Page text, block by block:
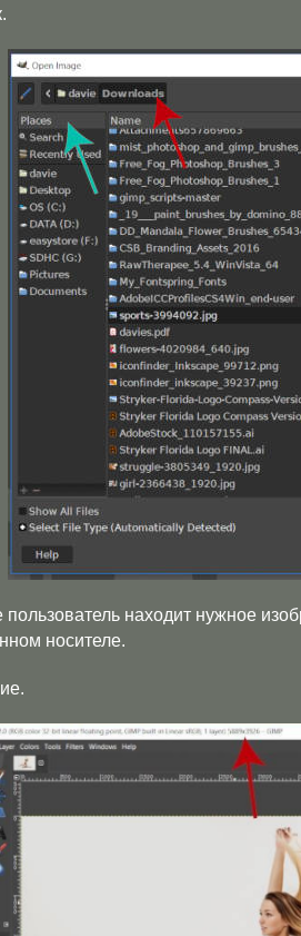
пользователь находит нужное
носителе.